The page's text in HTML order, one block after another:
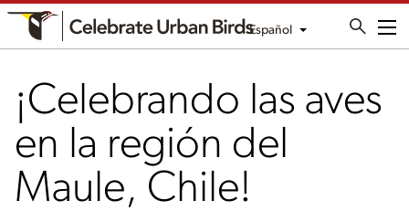
Español
¡Celebrando las aves
en la región del
Maule, Chile!